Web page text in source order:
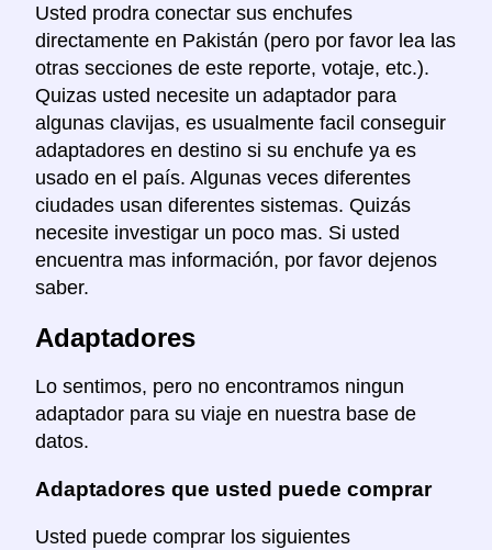
Usted prodra conectar sus enchufes
directamente en Pakistán (pero por favor lea las
otras secciones de este reporte, votaje, etc.).
Quizas usted necesite un adaptador para
algunas clavijas, es usualmente facil conseguir
adaptadores en destino si su enchufe ya es
usado en el país. Algunas veces diferentes
ciudades usan diferentes sistemas. Quizás
necesite investigar un poco mas. Si usted
encuentra mas información, por favor dejenos
saber.
Adaptadores
Lo sentimos, pero no encontramos ningun
adaptador para su viaje en nuestra base de
datos.
Adaptadores que usted puede comprar
Usted puede comprar los siguientes